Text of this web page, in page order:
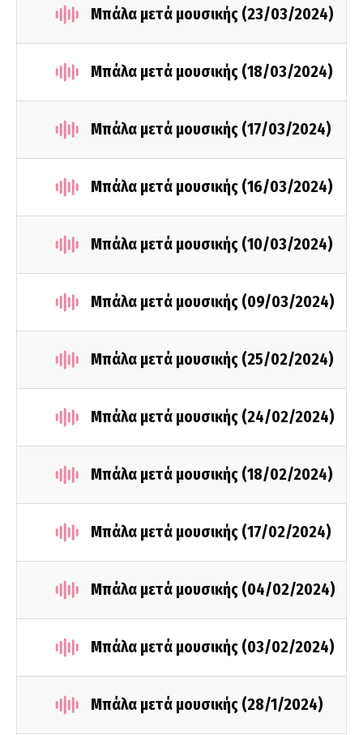
Μπάλα μετά μουσικής (23/03/2024)
Μπάλα μετά μουσικής (18/03/2024)
Μπάλα μετά μουσικής (17/03/2024)
Μπάλα μετά μουσικής (16/03/2024)
Μπάλα μετά μουσικής (10/03/2024)
Μπάλα μετά μουσικής (09/03/2024)
Μπάλα μετά μουσικής (25/02/2024)
Μπάλα μετά μουσικής (24/02/2024)
Μπάλα μετά μουσικής (18/02/2024)
Μπάλα μετά μουσικής (17/02/2024)
Μπάλα μετά μουσικής (04/02/2024)
Μπάλα μετά μουσικής (03/02/2024)
Μπάλα μετά μουσικής (28/1/2024)